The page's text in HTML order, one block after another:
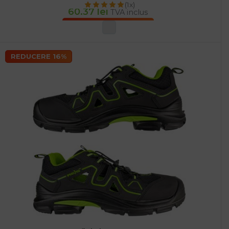
(1x)
60.37 lei TVA inclus
REDUCERE 16%